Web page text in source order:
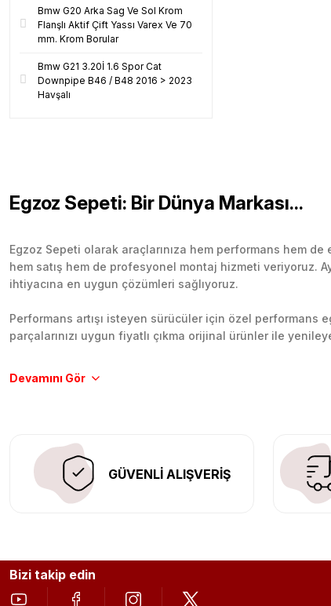
Bmw G20 Arka Sag Ve Sol Krom
Flanşlı Aktif Çift Yassı Varex Ve 70
mm. Krom Borular
Bmw G21 3.20İ 1.6 Spor Cat
Downpipe B46 / B48 2016 > 2023
Havşalı
Egzoz Sepeti: Bir Dünya Markası...
Egzoz Sepeti olarak araçlarınıza hem performans hem
hem satış hem de profesyonel montaj hizmeti veriyoruz.
ihtiyacına en uygun çözümleri sağlıyoruz.
Performans artışı isteyen sürücüler için özel performans
parçalarınızı uygun fiyatlı çıkma orijinal ürünler ile
Tüm ürünlerimiz orijinal, dayanıklı ve uzun ömürlüdür.
GÜVENLİ ALIŞVERİŞ
Bizi takip edin